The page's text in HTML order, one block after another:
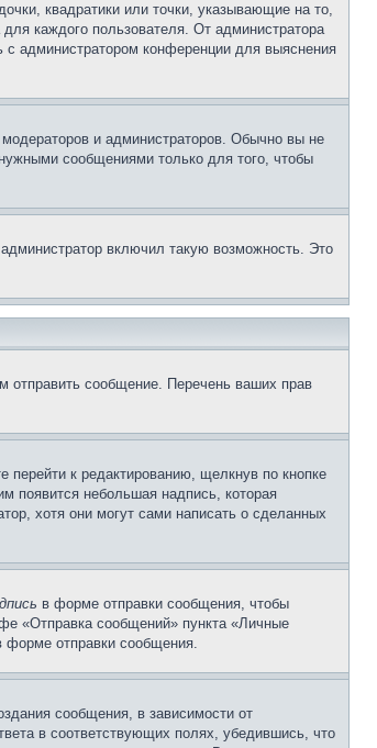
квадратики или точки, указывающие на то,
каждого пользователя. От администратора
с администратором конференции для выяснения
и администраторов. Обычно вы не
сообщениями только для того, чтобы
включил такую возможность. Это
отправить сообщение. Перечень ваших прав
к редактированию, щелкнув по кнопке
появится небольшая надпись, которая
хотя они могут сами написать о сделанных
в форме отправки сообщения, чтобы
«Отправка сообщений» пункта «Личные
форме отправки сообщения.
сообщения, в зависимости от
в соответствующих полях, убедившись, что